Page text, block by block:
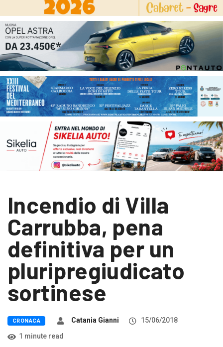
Incendio di Villa
Carrubba, pena
definitiva per un
pluripregiudicato
sortinese
CRONACA Catania Gianni
15/06/2018
1 minute read